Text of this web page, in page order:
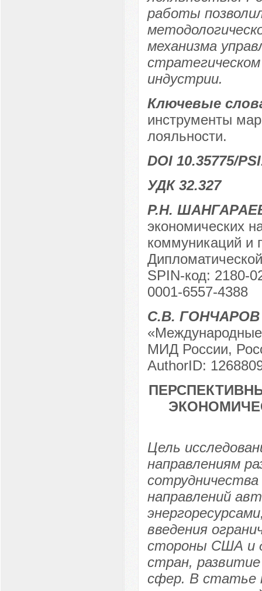
работы
механизма
индустрии.
Ключевые
инструменты
лояльности.
DOI 10.35775/
УДК 32.327
Р.Н.
экономических
коммуникаций и
SPIN-код: 2180-
0001-6557-4388
С.В. ГОНЧАРОВ
МИД России,
AuthorID:
Цель
направлениям
направлений
введения
стороны США и
стран,
сфер. В статье